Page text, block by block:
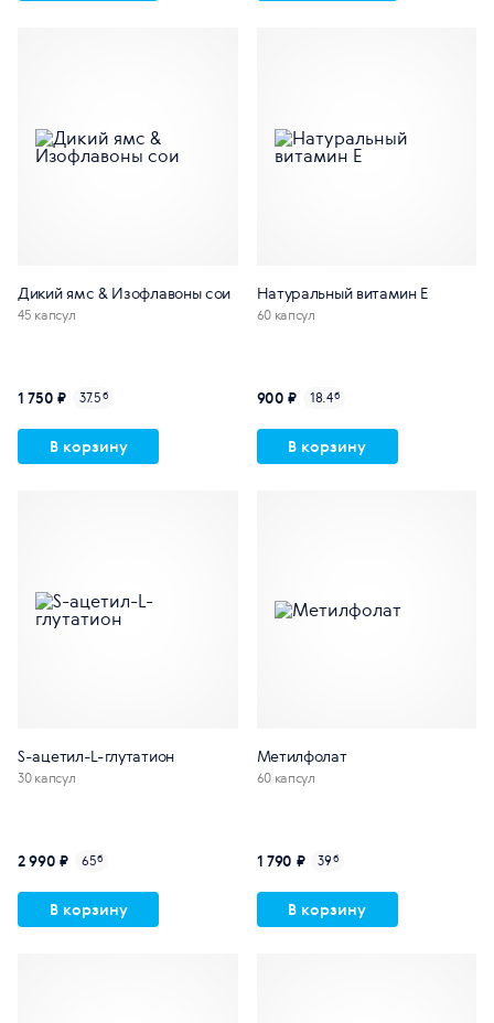
Дикий ямс & Изофлавоны сои
45 капсул
1 750 ₽ 37.5б
В корзину
Натуральный витамин E
60 капсул
900 ₽ 18.4б
В корзину
S-ацетил-L-глутатион
30 капсул
2 990 ₽ 65б
В корзину
Метилфолат
60 капсул
1 790 ₽ 39б
В корзину